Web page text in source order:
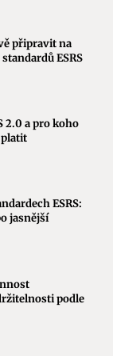
připravit na
ESRS
2.0 a pro koho
platit
ESRS:
jasnější
podle